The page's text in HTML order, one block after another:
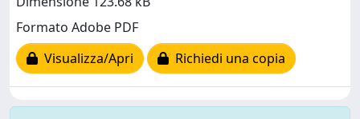
Formato Adobe PDF
Visualizza/Apri
Richiedi una copia